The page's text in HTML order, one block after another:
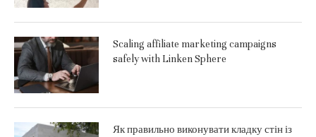
Scaling affiliate marketing campaigns
safely with Linken Sphere
Як правильно виконувати кладку стін із